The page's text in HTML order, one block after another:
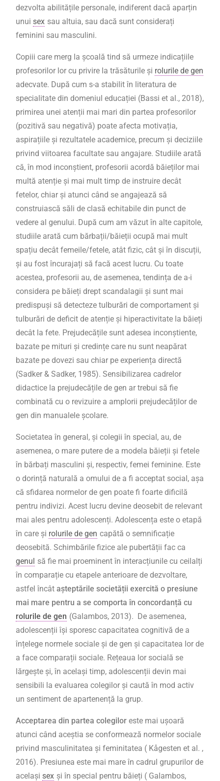
dezvolta abilitățile personale, indiferent dacă aparțin
unui sex sau altuia, sau dacă sunt considerați
feminini sau masculini.
Copiii care merg la școală tind să urmeze indicațiile
profesorilor lor cu privire la trăsăturile și rolurile de gen
adecvate. După cum s-a stabilit în literatura de
specialitate din domeniul educației (Bassi et al., 2018),
primirea unei atenții mai mari din partea profesorilor
(pozitivă sau negativă) poate afecta motivația,
aspirațiile și rezultatele academice, precum și deciziile
privind viitoarea facultate sau angajare. Studiile arată
că, în mod inconștient, profesorii acordă băieților mai
multă atenție și mai mult timp de instruire decât
fetelor, chiar și atunci când se angajează să
construiască săli de clasă echitabile din punct de
vedere al genului. După cum am văzut în alte capitole,
studiile arată cum bărbații/băieții ocupă mai mult
spațiu decât femeile/fetele, atât fizic, cât și în discuții,
și au fost încurajați să facă acest lucru. Cu toate
acestea, profesorii au, de asemenea, tendința de a-i
considera pe băieți drept scandalagii și sunt mai
predispuși să detecteze tulburări de comportament și
tulburări de deficit de atenție și hiperactivitate la băieți
decât la fete. Prejudecățile sunt adesea inconștiente,
bazate pe mituri și credințe care nu sunt neapărat
bazate pe dovezi sau chiar pe experiența directă
(Sadker & Sadker, 1985). Sensibilizarea cadrelor
didactice la prejudecățile de gen ar trebui să fie
combinată cu o revizuire a amplorii prejudecăților de
gen din manualele școlare.
Societatea în general, și colegii în special, au, de
asemenea, o mare putere de a modela băieții și fetele
în bărbați masculini și, respectiv, femei feminine. Este
o dorință naturală a omului de a fi acceptat social, așa
că sfidarea normelor de gen poate fi foarte dificilă
pentru indivizi. Acest lucru devine deosebit de relevant
mai ales pentru adolescenți. Adolescența este o etapă
în care și rolurile de gen capătă o semnificație
deosebită. Schimbările fizice ale pubertății fac ca
genul să fie mai proeminent în interacțiunile cu ceilalți
în comparație cu etapele anterioare de dezvoltare,
astfel încât așteptările societății exercită o presiune
mai mare pentru a se comporta în concordanță cu
rolurile de gen (Galambos, 2013). De asemenea,
adolescenții își sporesc capacitatea cognitivă de a
înțelege normele sociale și de gen și capacitatea lor de
a face comparații sociale. Rețeaua lor socială se
lărgește și, în același timp, adolescenții devin mai
sensibili la evaluarea colegilor și caută în mod activ
un sentiment de apartenență la grup.
Acceptarea din partea colegilor este mai ușoară
atunci când aceștia se conformează normelor sociale
privind masculinitatea și feminitatea ( Kågesten et al. ,
2016). Presiunea este mai mare în cadrul grupurilor de
același sex și în special pentru băieți ( Galambos,